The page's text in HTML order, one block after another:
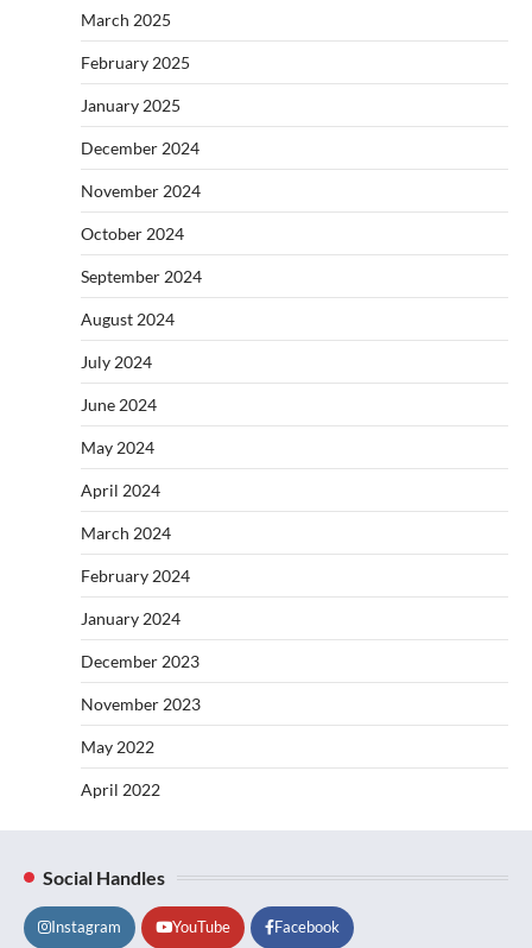
March 2025
February 2025
January 2025
December 2024
November 2024
October 2024
September 2024
August 2024
July 2024
June 2024
May 2024
April 2024
March 2024
February 2024
January 2024
December 2023
November 2023
May 2022
April 2022
Social Handles
Instagram YouTube Facebook